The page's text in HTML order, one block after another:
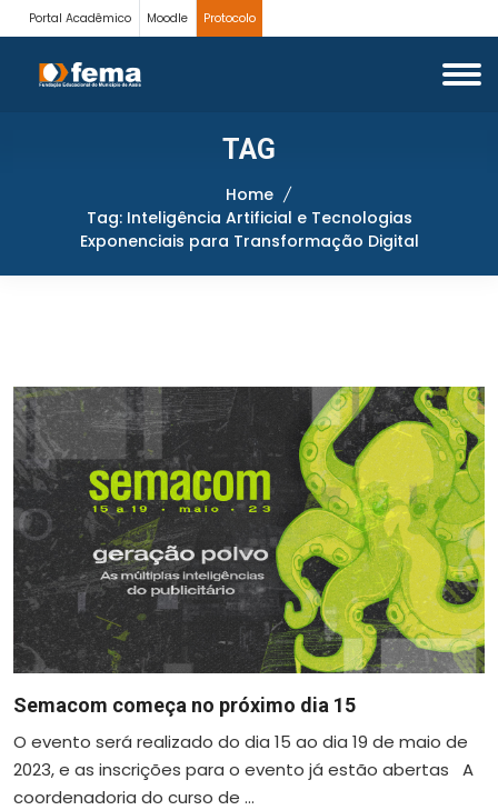
Portal Acadêmico Moodle Protocolo
TAG
Home
Tag: Inteligência Artificial e Tecnologias
Exponenciais para Transformação Digital
Semacom começa no próximo dia 15
O evento será realizado do dia 15 ao dia 19 de maio de
2023, e as inscrições para o evento já estão abertas A
coordenadoria do curso de ...